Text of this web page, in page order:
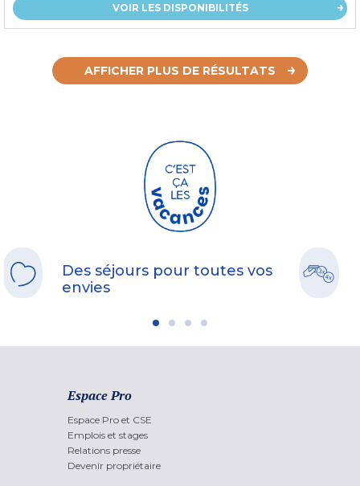
VOIR LES DISPONIBILITÉS
AFFICHER PLUS DE RÉSULTATS
Des séjours pour toutes vos
envies
Espace Pro
Espace Pro et CSE
Emplois et stages
Relations presse
Devenir propriétaire